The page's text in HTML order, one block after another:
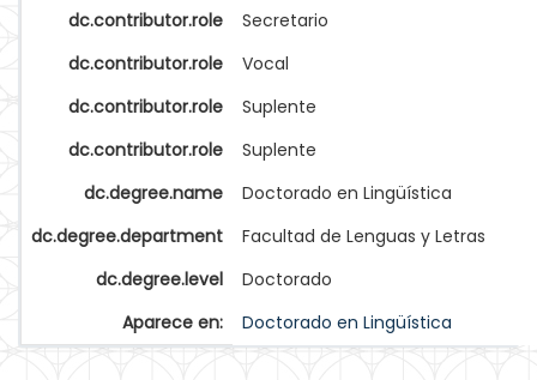
dc.contributor.role
Secretario
dc.contributor.role
Vocal
dc.contributor.role
Suplente
dc.contributor.role
Suplente
dc.degree.name
Doctorado en Lingüística
dc.degree.department
Facultad de Lenguas y Letras
dc.degree.level
Doctorado
Aparece en:
Doctorado en Lingüística